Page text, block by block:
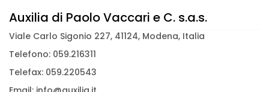
Auxilia di Paolo Vaccari e C. s.a.s.
Viale Carlo Sigonio 227, 41124, Modena, Italia
Telefono: 059.216311
Telefax: 059.220543